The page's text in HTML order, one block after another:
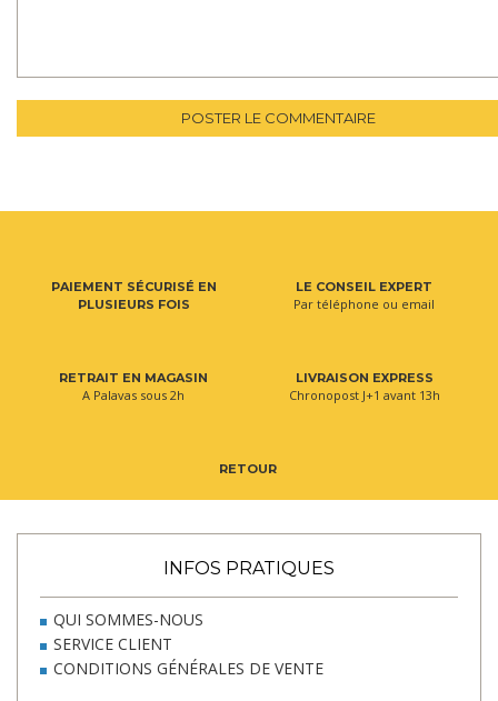
POSTER LE COMMENTAIRE
PAIEMENT SÉCURISÉ EN
PLUSIEURS FOIS
LE CONSEIL EXPERT
Par téléphone ou email
RETRAIT EN MAGASIN
A Palavas sous 2h
LIVRAISON EXPRESS
Chronopost J+1 avant 13h
RETOUR
INFOS PRATIQUES
QUI SOMMES-NOUS
SERVICE CLIENT
CONDITIONS GÉNÉRALES DE VENTE